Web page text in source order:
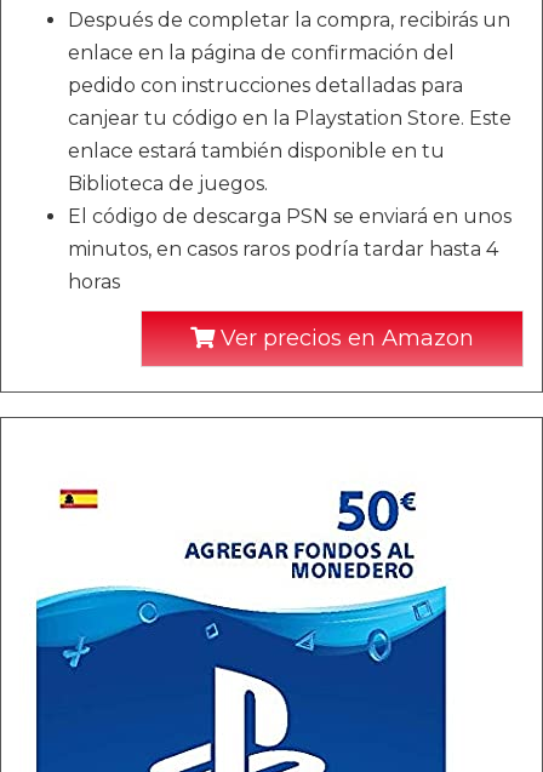
Después de completar la compra, recibirás un
enlace en la página de confirmación del
pedido con instrucciones detalladas para
canjear tu código en la Playstation Store. Este
enlace estará también disponible en tu
Biblioteca de juegos.
El código de descarga PSN se enviará en unos
minutos, en casos raros podría tardar hasta 4
horas
Ver precios en Amazon